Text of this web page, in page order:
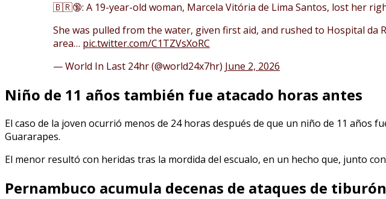
🇧🇷🔞: A 19-year-old woman, Marcela Vitória de Lima Santos, lost her
She was pulled from the water, given first aid, and rushed to Hospital da
area… pic.twitter.com/C1TZVsXoRC
— World In Last 24hr (@world24x7hr) June 2, 2026
Niño de 11 años también fue atacado horas antes
El caso de la joven ocurrió menos de 24 horas después de que un niño de 11 años
Guararapes.
El menor resultó con heridas tras la mordida del escualo, en un hecho que, junto
Pernambuco acumula decenas de ataques de